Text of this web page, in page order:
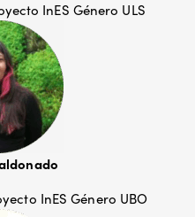
InES Género ULS
InES Género UBO